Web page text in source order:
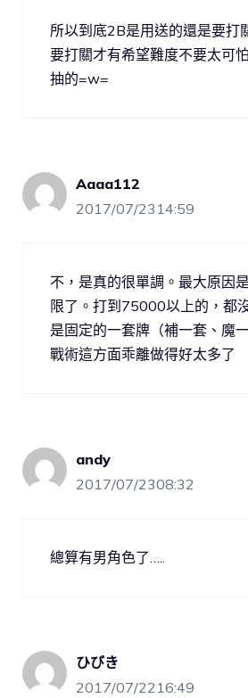
所以到底2B是用送的還是要打
要打關才有希望難度不要太可
抽的=w=
Aaaa112
2017/07/2314:59
不，是真的很單調。最大原因
限了。打到75000以上的，都
是固定的一套牌（補一套、魔
戰術這方面乖離做得好太多了
andy
2017/07/2308:32
總算有男角色了…..
ひびき
2017/07/2216:49